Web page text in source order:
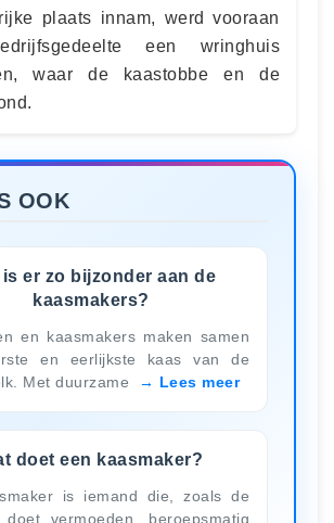
plaats innam, werd vooraan
een wringhuis
waar de kaastobbe en de
OOK
is er zo bijzonder aan de
kaasmakers?
en kaasmakers maken samen
en eerlijkste kaas van de
Met duurzame
Lees meer
doet een kaasmaker?
is iemand die, zoals de
vermoeden, beroepsmatig